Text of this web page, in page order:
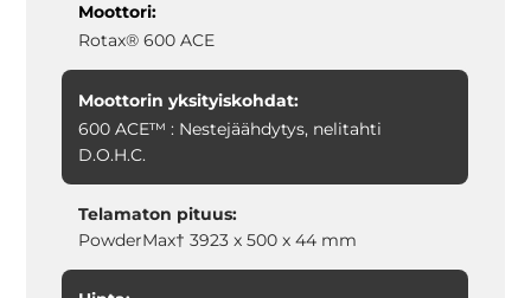
Moottori:
Rotax® 600 ACE
Moottorin yksityiskohdat:
600 ACE™ : Nestejäähdytys, nelitahti
D.O.H.C.
Telamaton pituus:
PowderMax† 3923 x 500 x 44 mm